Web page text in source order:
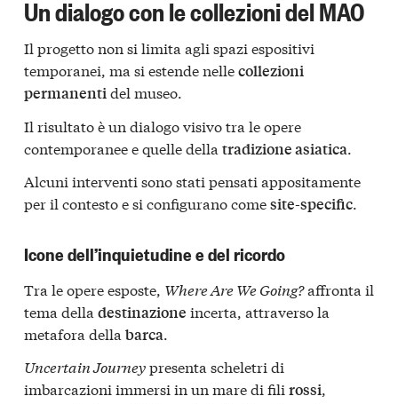
Un dialogo con le collezioni del MAO
Il progetto non si limita agli spazi espositivi
temporanei, ma si estende nellecollezioni
permanentidel museo.
Il risultato è un dialogo visivo tra le opere
contemporanee e quelle della tradizione asiatica.
Alcuni interventi sono stati pensati appositamente
per il contesto e si configurano comesite-specific.
Icone dell’inquietudine e del ricordo
Tra le opere esposte, Where Are We Going?affronta il
tema della destinazione incerta, attraverso la
metafora della barca.
Uncertain Journeypresenta scheletri di
imbarcazioni immersi in un mare di fili rossi,